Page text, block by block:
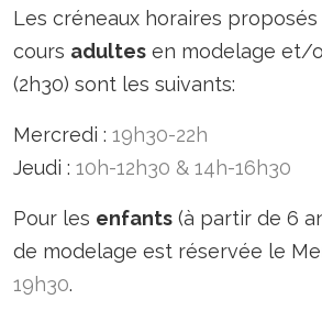
Les créneaux horaires proposés
cours adultes en modelage et/
(2h30) sont les suivants:
Mercredi : 19h30-22h
Jeudi : 10h-12h30 & 14h-16h30
Pour les enfants (à partir de 6
de modelage est réservée le
19h30.